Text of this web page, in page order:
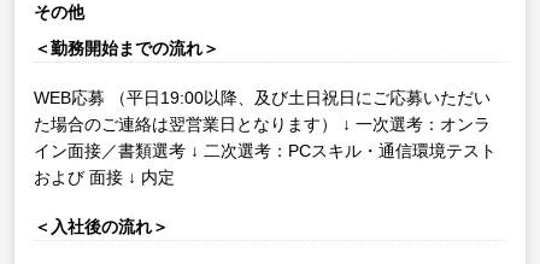
その他
＜勤務開始までの流れ＞
WEB応募 （平日19:00以降、及び土日祝日にご応募いただい
た場合のご連絡は翌営業日となります）
↓ 一次選考：オンラ
イン面接／書類選考 ↓ 二次選考：PCスキル・通信環境テスト
および 面接 ↓ 内定
＜入社後の流れ＞